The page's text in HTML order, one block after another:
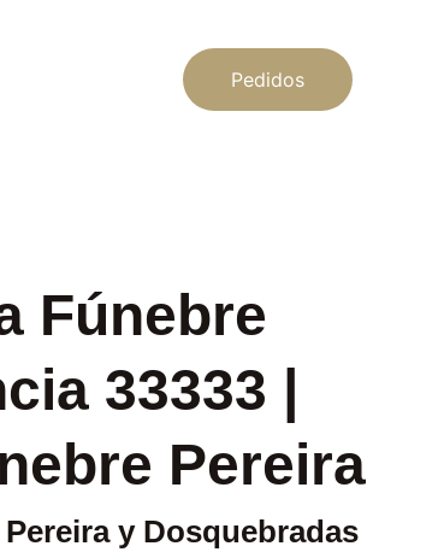
Pedidos
Fúnebre
33333 |
Pereira
y Dosquebradas